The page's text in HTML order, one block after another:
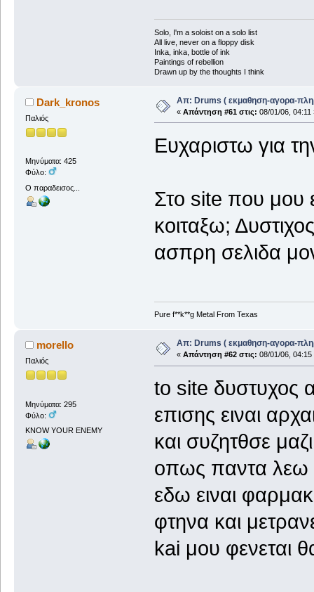
Solo, I'm a soloist on a solo list
All live, never on a floppy disk
Inka, inka, bottle of ink
Paintings of rebellion
Drawn up by the thoughts I think
Dark_kronos
Παλιός
Μηνύματα: 425
Φύλο:
Ο παραδεισος...
Απ: Drums ( εκμαθηση-αγορα-
« Απάντηση #61 στις: 08/01/06, 04:11
Ευχαριστω για
Στο site που μου
κοιταξω;
ασπρη σελιδα
Pure f**k**g Metal From Texas
morello
Παλιός
Μηνύματα: 295
Φύλο:
KNOW YOUR ENEMY
Απ: Drums ( εκμαθηση-αγορα-
« Απάντηση #62 στις: 08/01/06, 04:15
to site δυστυχος
επισης ειναι
και συζητθσε
οπως παντα λεω
εδω ειναι
φτηνα και
kai μου φενεται